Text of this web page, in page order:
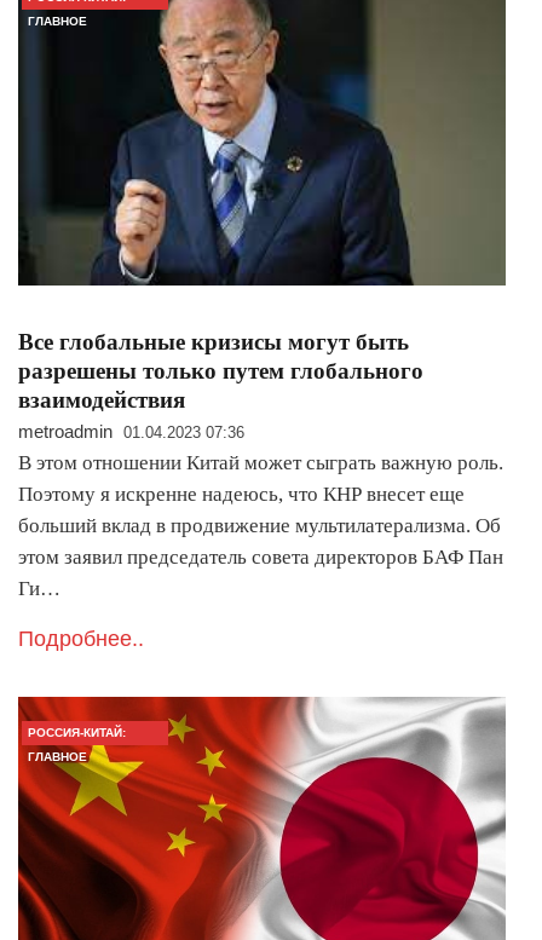
ГЛАВНОЕ
Все глобальные кризисы могут быть
разрешены только путем глобального
взаимодействия
metroadmin 01.04.2023 07:36
В этом отношении Китай может сыграть важную роль.
Поэтому я искренне надеюсь, что КНР внесет еще
больший вклад в продвижение мультилатерализма. Об
этом заявил председатель совета директоров БАФ Пан
Ги…
Подробнее..
РОССИЯ-КИТАЙ:
ГЛАВНОЕ